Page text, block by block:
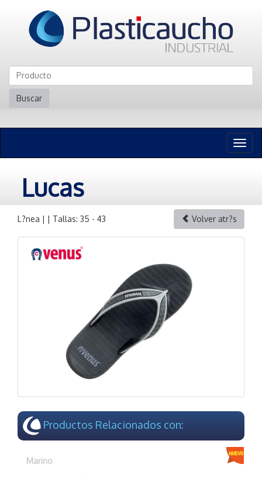
Buscar
n
Lucas
L?nea | | Tallas: 35 - 43 Volver atr?s
Productos Relacionados con:
Marino